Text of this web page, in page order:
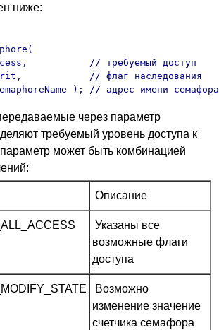
ниже:
// требуемый доступ
// флаг наследования
через параметр
требуемый уровень доступа к
может быть комбинацией
Описание
Указаны все
возможные флаги
доступа
Возможно
изменение значение
счетчика семафора